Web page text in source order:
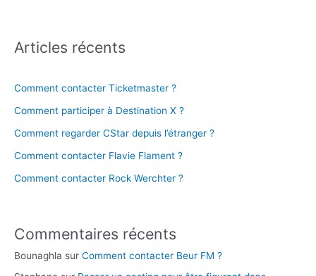
Articles récents
Comment contacter Ticketmaster ?
Comment participer à Destination X ?
Comment regarder CStar depuis l’étranger ?
Comment contacter Flavie Flament ?
Comment contacter Rock Werchter ?
Commentaires récents
Bounaghla sur Comment contacter Beur FM ?